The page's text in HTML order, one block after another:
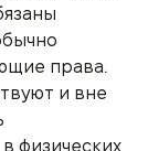
права.
и вне
физических